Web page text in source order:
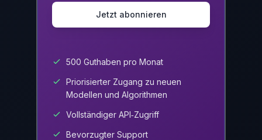
Jetzt abonnieren
500 Guthaben pro Monat
Priorisierter Zugang zu neuen
Modellen und Algorithmen
Vollständiger API‑Zugriff
Bevorzugter Support